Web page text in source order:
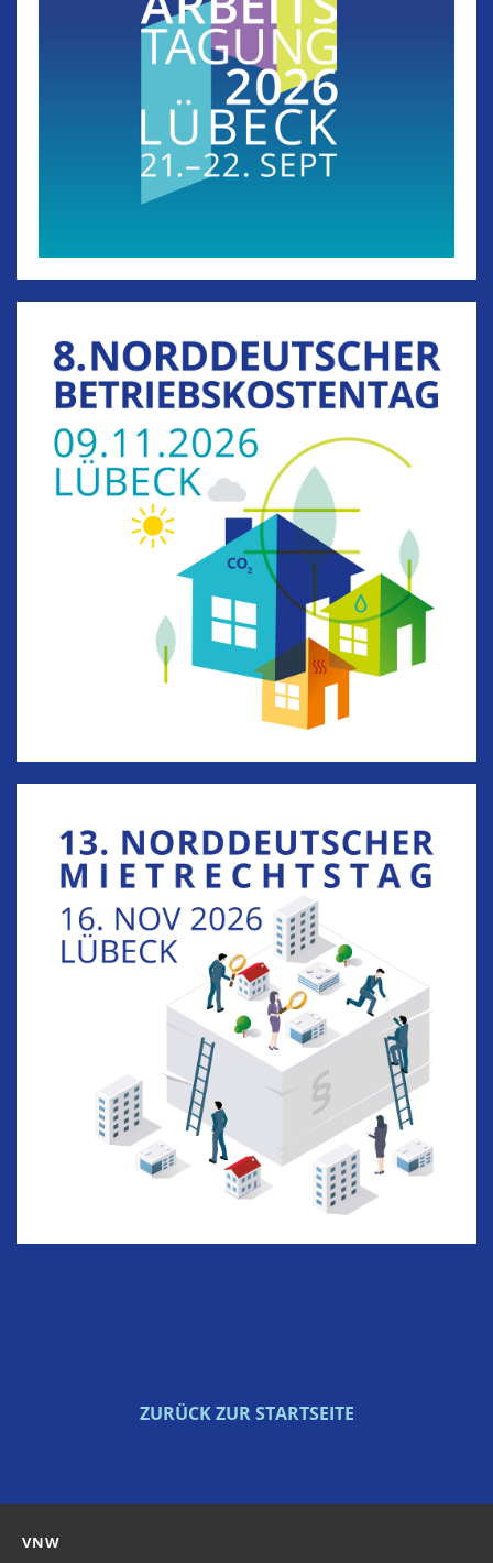
ZURÜCK ZUR STARTSEITE
VNW